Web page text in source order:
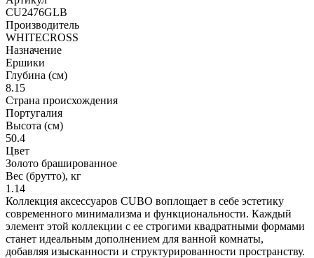
CU2476GLB
Производитель
WHITECROSS
Назначение
Ершики
Глубина (см)
8.15
Страна происхождения
Португалия
Высота (см)
50.4
Цвет
Золото брашированное
Вес (брутто), кг
1.14
Коллекция аксессуаров CUBO воплощает в себе эстетику
современного минимализма и функциональности. Каждый
элемент этой коллекции с ее строгими квадратными формами
станет идеальным дополнением для ванной комнаты,
добавляя изысканности и структурированности пространству.